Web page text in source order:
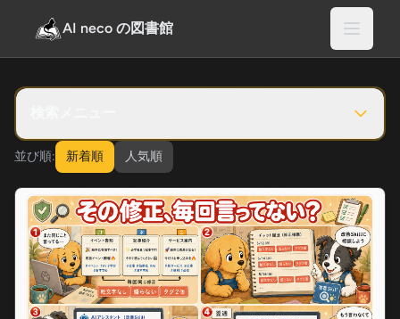
AI neco の図書館
並び順: 新着順 人気順